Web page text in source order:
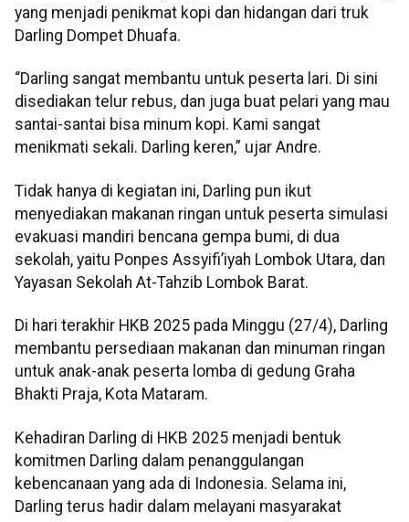
yang menjadi penikmat kopi dan hidangan dari truk
Darling Dompet Dhuafa.
“Darling sangat membantu untuk peserta lari. Di sini
disediakan telur rebus, dan juga buat pelari yang mau
santai-santai bisa minum kopi. Kami sangat
menikmati sekali. Darling keren,” ujar Andre.
Tidak hanya di kegiatan ini, Darling pun ikut
menyediakan makanan ringan untuk peserta simulasi
evakuasi mandiri bencana gempa bumi, di dua
sekolah, yaitu Ponpes Assyifi’iyah Lombok Utara, dan
Yayasan Sekolah At-Tahzib Lombok Barat.
Di hari terakhir HKB 2025 pada Minggu (27/4), Darling
membantu persediaan makanan dan minuman ringan
untuk anak-anak peserta lomba di gedung Graha
Bhakti Praja, Kota Mataram.
Kehadiran Darling di HKB 2025 menjadi bentuk
komitmen Darling dalam penanggulangan
kebencanaan yang ada di Indonesia. Selama ini,
Darling terus hadir dalam melayani masyarakat